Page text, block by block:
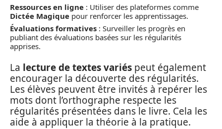
Ressources en ligne : Utiliser des plateformes comme
Dictée Magique pour renforcer les apprentissages.
Évaluations formatives : Surveiller les progrès en
publiant des évaluations basées sur les régularités
apprises.
La lecture de textes variés peut également
encourager la découverte des régularités.
Les élèves peuvent être invités à repérer les
mots dont l’orthographe respecte les
régularités présentées dans le livre. Cela les
aide à appliquer la théorie à la pratique.